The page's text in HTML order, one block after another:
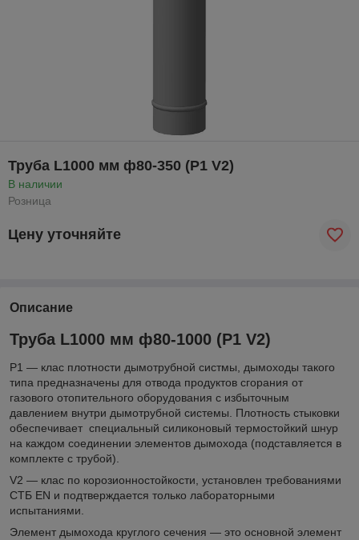
Труба L1000 мм ф80-350 (P1 V2)
В наличии
Розница
Цену уточняйте
Описание
Труба L1000 мм ф80-1000 (P1 V2)
P1 ― клас плотности дымотрубной систмы, дымоходы такого
типа предназначены для отвода продуктов сгорания от
газового отопительного оборудования с избыточным
давлением внутри дымотрубной системы. Плотность стыковки
обеспечивает специальный силиконовый термостойкий шнур
на каждом соединении элементов дымохода (подставляется в
комплекте с трубой).
V2 ― клас по корозионностойкости, установлен требованиями
СТБ EN и подтверждается только лабораторными
испытаниями.
Элемент дымохода круглого сечения ― это основной элемент